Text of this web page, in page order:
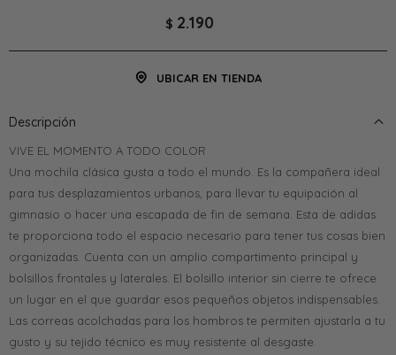
$ 2.190
UBICAR EN TIENDA
Descripción
VIVE EL MOMENTO A TODO COLOR
Una mochila clásica gusta a todo el mundo. Es la compañera ideal
para tus desplazamientos urbanos, para llevar tu equipación al
gimnasio o hacer una escapada de fin de semana. Esta de adidas
te proporciona todo el espacio necesario para tener tus cosas bien
organizadas. Cuenta con un amplio compartimento principal y
bolsillos frontales y laterales. El bolsillo interior sin cierre te ofrece
un lugar en el que guardar esos pequeños objetos indispensables.
Las correas acolchadas para los hombros te permiten ajustarla a tu
gusto y su tejido técnico es muy resistente al desgaste.